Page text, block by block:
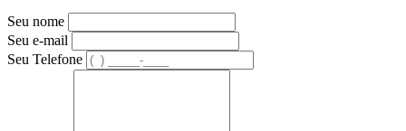
Seu nome
Seu e-mail
Seu Telefone